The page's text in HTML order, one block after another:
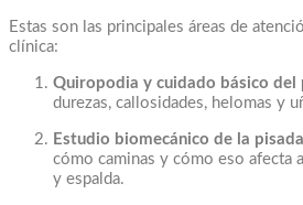
Estas son las principales áreas de
clínica:
Quiropodia y cuidado básico del
durezas, callosidades, helomas y
Estudio biomecánico de la pisada
cómo caminas y cómo eso afecta
y espalda.